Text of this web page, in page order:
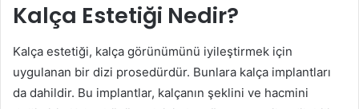
Kalça Estetiği Nedir?
Kalça estetiği, kalça görünümünü iyileştirmek için
uygulanan bir dizi prosedürdür. Bunlara kalça implantları
da dahildir. Bu implantlar, kalçanın şeklini ve hacmini